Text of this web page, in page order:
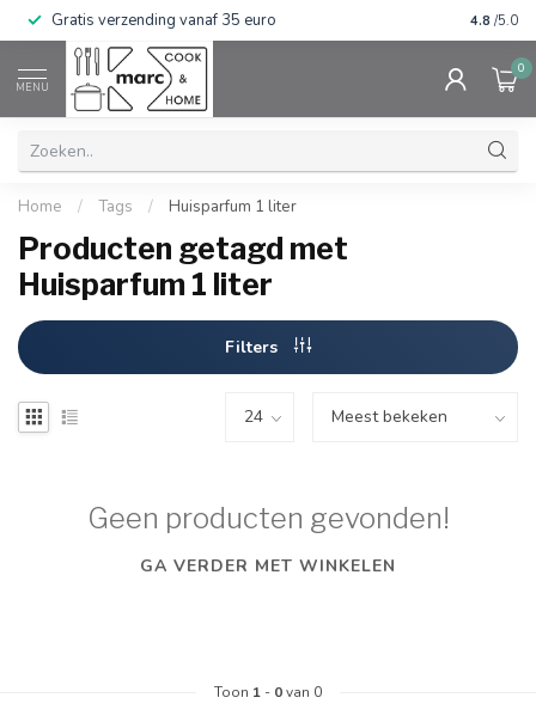
Gratis verzending vanaf 35 euro 4.8 /5.0
MENU
0
Home / Tags / Huisparfum 1 liter
Producten getagd met
Huisparfum 1 liter
Filters
Geen producten gevonden!
GA VERDER MET WINKELEN
Toon 1 - 0van 0